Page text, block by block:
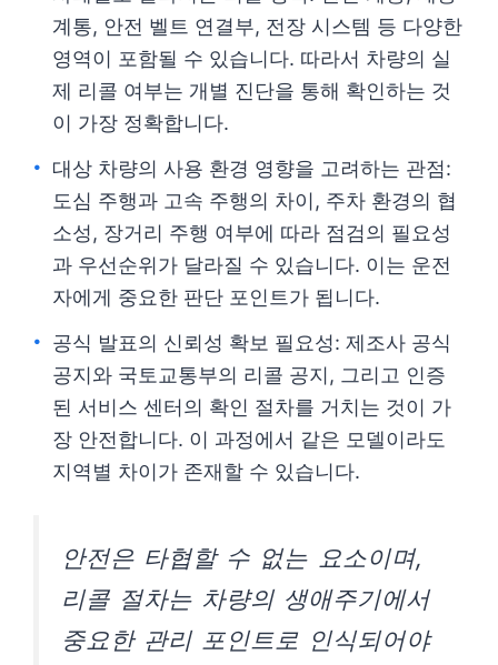
계통, 안전 벨트 연결부, 전장 시스템 등 다양한
영역이 포함될 수 있습니다. 따라서 차량의 실
제 리콜 여부는 개별 진단을 통해 확인하는 것
이 가장 정확합니다.
대상 차량의 사용 환경 영향을 고려하는 관점:
도심 주행과 고속 주행의 차이, 주차 환경의 협
소성, 장거리 주행 여부에 따라 점검의 필요성
과 우선순위가 달라질 수 있습니다. 이는 운전
자에게 중요한 판단 포인트가 됩니다.
공식 발표의 신뢰성 확보 필요성: 제조사 공식
공지와 국토교통부의 리콜 공지, 그리고 인증
된 서비스 센터의 확인 절차를 거치는 것이 가
장 안전합니다. 이 과정에서 같은 모델이라도
지역별 차이가 존재할 수 있습니다.
안전은 타협할 수 없는 요소이며,
리콜 절차는 차량의 생애주기에서
중요한 관리 포인트로 인식되어야